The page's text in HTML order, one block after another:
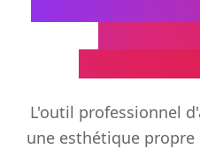
L'outil professionnel
une esthétique